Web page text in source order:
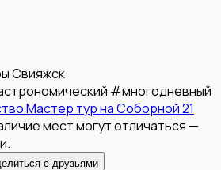
Свияжск
#многодневный
Мастер тур на Соборной 21
мест могут отличаться —
с друзьями